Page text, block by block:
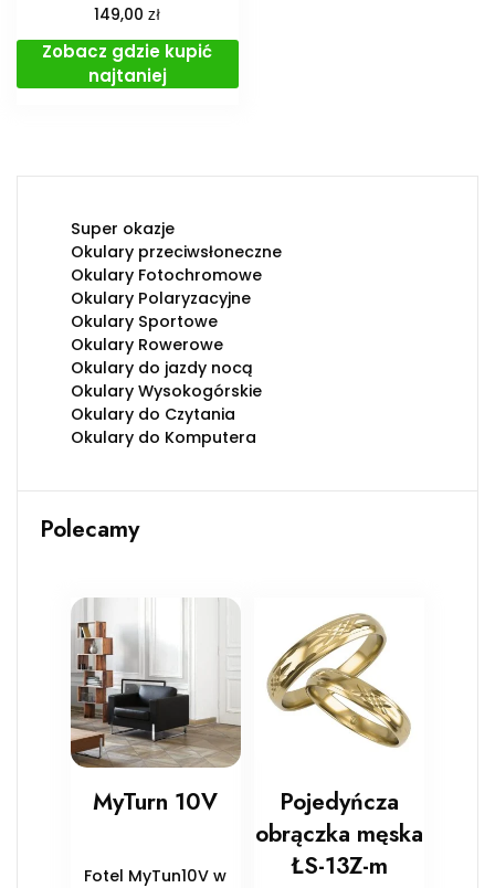
149,00zł
Zobacz gdzie kupić
najtaniej
Super okazje
Okulary przeciwsłoneczne
Okulary Fotochromowe
Okulary Polaryzacyjne
Okulary Sportowe
Okulary Rowerowe
Okulary do jazdy nocą
Okulary Wysokogórskie
Okulary do Czytania
Okulary do Komputera
Polecamy
MyTurn 10V
Fotel MyTun10V w
Pojedyńcza
obrączka męska
ŁS-13Z-m